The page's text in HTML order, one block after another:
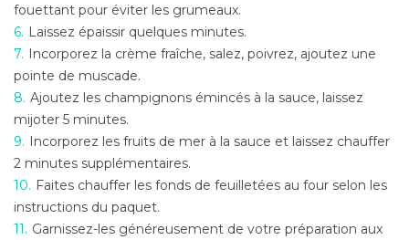
fouettant pour éviter les grumeaux.
Laissez épaissir quelques minutes.
Incorporez la crème fraîche, salez, poivrez, ajoutez une
pointe de muscade.
Ajoutez les champignons émincés à la sauce, laissez
mijoter 5 minutes.
Incorporez les fruits de mer à la sauce et laissez chauffer
2 minutes supplémentaires.
Faites chauffer les fonds de feuilletées au four selon les
instructions du paquet.
Garnissez-les généreusement de votre préparation aux